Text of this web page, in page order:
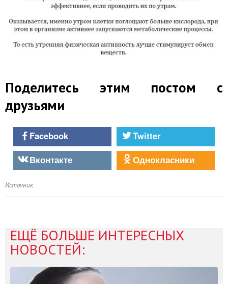
Поделитесь этим постом с
друзьями
Facebook
Twitter
Вконтакте
Однокласники
Источник
ЕЩЁ БОЛЬШЕ ИНТЕРЕСНЫХ
НОВОСТЕЙ: